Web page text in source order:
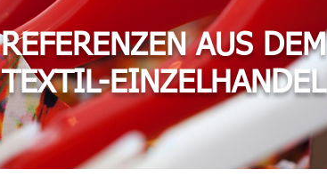
REFERENZEN AUS DEM
TEXTIL-EINZELHANDEL